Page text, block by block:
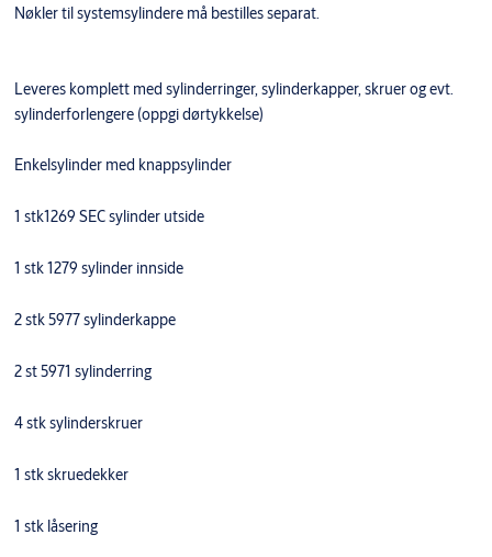
Nøkler til systemsylindere må bestilles separat.
Leveres komplett med sylinderringer, sylinderkapper, skruer og evt.
sylinderforlengere (oppgi dørtykkelse)
Enkelsylinder med knappsylinder
1 stk1269 SEC sylinder utside
1 stk 1279 sylinder innside
2 stk 5977 sylinderkappe
2 st 5971 sylinderring
4 stk sylinderskruer
1 stk skruedekker
1 stk låsering